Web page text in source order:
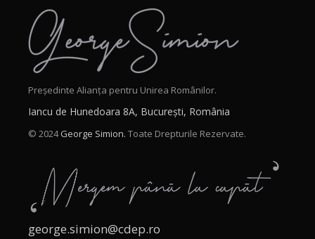
Președinte Alianța pentru Unirea Românilor.
Iancu de Hunedoara 8A, București, România
© 2024George Simion. Toate Drepturile Rezervate.
george.simion@cdep.ro